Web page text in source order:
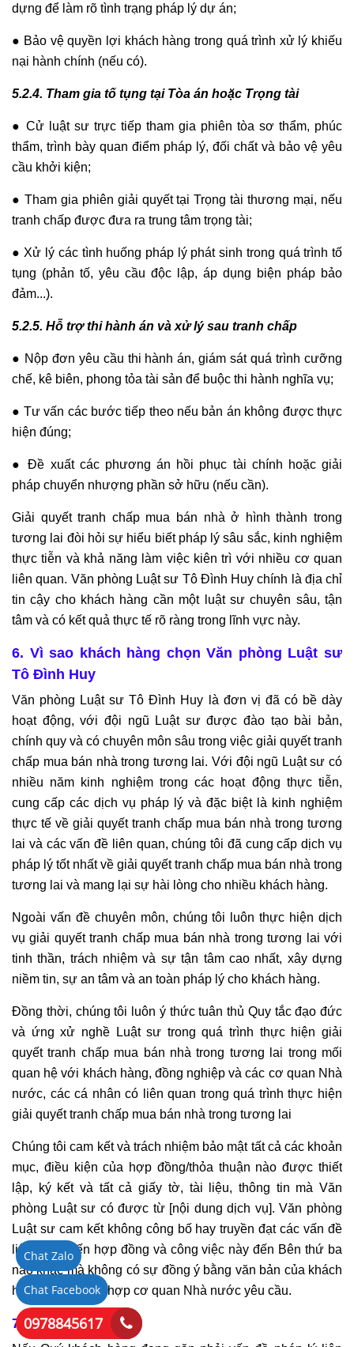
dựng để làm rõ tình trạng pháp lý dự án;
● Bảo vệ quyền lợi khách hàng trong quá trình xử lý khiếu
nại hành chính (nếu có).
5.2.4. Tham gia tố tụng tại Tòa án hoặc Trọng tài
● Cử luật sư trực tiếp tham gia phiên tòa sơ thẩm, phúc
thẩm, trình bày quan điểm pháp lý, đối chất và bảo vệ yêu
cầu khởi kiện;
● Tham gia phiên giải quyết tại Trọng tài thương mại, nếu
tranh chấp được đưa ra trung tâm trọng tài;
● Xử lý các tình huống pháp lý phát sinh trong quá trình tố
tụng (phản tố, yêu cầu độc lập, áp dụng biện pháp bảo
đảm...).
5.2.5. Hỗ trợ thi hành án và xử lý sau tranh chấp
● Nộp đơn yêu cầu thi hành án, giám sát quá trình cưỡng
chế, kê biên, phong tỏa tài sản để buộc thi hành nghĩa vụ;
● Tư vấn các bước tiếp theo nếu bản án không được thực
hiện đúng;
● Đề xuất các phương án hồi phục tài chính hoặc giải
pháp chuyển nhượng phần sở hữu (nếu cần).
Giải quyết tranh chấp mua bán nhà ở hình thành trong
tương lai đòi hỏi sự hiểu biết pháp lý sâu sắc, kinh nghiệm
thực tiễn và khả năng làm việc kiên trì với nhiều cơ quan
liên quan. Văn phòng Luật sư Tô Đình Huy chính là địa chỉ
tin cậy cho khách hàng cần một luật sư chuyên sâu, tận
tâm và có kết quả thực tế rõ ràng trong lĩnh vực này.
6. Vì sao khách hàng chọn Văn phòng Luật sư
Tô Đình Huy
Văn phòng Luật sư Tô Đình Huy là đơn vị đã có bề dày
hoạt động, với đội ngũ Luật sư được đào tạo bài bản,
chính quy và có chuyên môn sâu trong việc giải quyết tranh
chấp mua bán nhà trong tương lai. Với đội ngũ Luật sư có
nhiều năm kinh nghiệm trong các hoạt động thực tiễn,
cung cấp các dịch vụ pháp lý và đặc biệt là kinh nghiệm
thực tế về giải quyết tranh chấp mua bán nhà trong tương
lai và các vấn đề liên quan, chúng tôi đã cung cấp dịch vụ
pháp lý tốt nhất về giải quyết tranh chấp mua bán nhà trong
tương lai và mang lại sự hài lòng cho nhiều khách hàng.
Ngoài vấn đề chuyên môn, chúng tôi luôn thực hiện dịch
vụ giải quyết tranh chấp mua bán nhà trong tương lai với
tinh thần, trách nhiệm và sự tận tâm cao nhất, xây dựng
niềm tin, sự an tâm và an toàn pháp lý cho khách hàng.
Đồng thời, chúng tôi luôn ý thức tuân thủ Quy tắc đạo đức
và ứng xử nghề Luật sư trong quá trình thực hiện giải
quyết tranh chấp mua bán nhà trong tương lai trong mối
quan hệ với khách hàng, đồng nghiệp và các cơ quan Nhà
nước, các cá nhân có liên quan trong quá trình thực hiện
giải quyết tranh chấp mua bán nhà trong tương lai
Chúng tôi cam kết và trách nhiệm bảo mật tất cả các khoản
mục, điều kiện của hợp đồng/thỏa thuận nào được thiết
lập, ký kết và tất cả giấy tờ, tài liệu, thông tin mà Văn
phòng Luật sư có được từ [nội dung dịch vụ]. Văn phòng
Luật sư cam kết không công bố hay truyền đạt các vấn đề
liên quan đến hợp đồng và công việc này đến Bên thứ ba
nào khác mà không có sự đồng ý bằng văn bản của khách
hàng, trừ trường hợp cơ quan Nhà nước yêu cầu.
7. Thông tin liên hệ
Chat Facebook
Chat Zalo
0978845617